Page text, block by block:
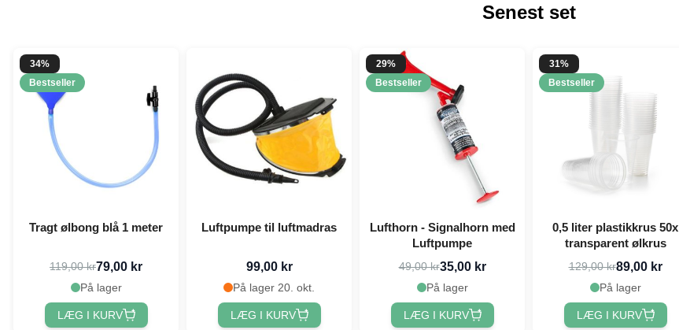
Senest set
34%
Bestseller
Tragt ølbong blå 1 meter
119,00 kr79,00 kr
På lager
LÆG I KURV
Luftpumpe til luftmadras
99,00 kr
På lager 20. okt.
LÆG I KURV
29%
Bestseller
Lufthorn - Signalhorn med
Luftpumpe
49,00 kr35,00 kr
På lager
LÆG I KURV
31%
Bestseller
0,5 liter plastikkrus 50x
transparent ølkrus
129,00 kr89,00 kr
På lager
LÆG I KURV